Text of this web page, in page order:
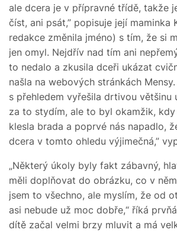
ale dcera je v přípravné třídě, takže
číst, ani psát,” popisuje její maminka
redakce změnila jméno) s tím, že si
jen omyl. Nejdřív nad tím ani
to nedalo a zkusila dceři ukázat
našla na webových stránkách
s přehledem vyřešila drtivou většinu
za to stydím, ale to byl okamžik, kdy
klesla brada a poprvé nás napadlo,
dcera v tomto ohledu výjimečná,”
„Některý úkoly byly fakt zábavný,
měli doplňovat do obrázku, co v
jsem to všechno, ale myslím, že od
asi nebude už moc dobře,“ říká
dítě začal velmi brzy mluvit a má